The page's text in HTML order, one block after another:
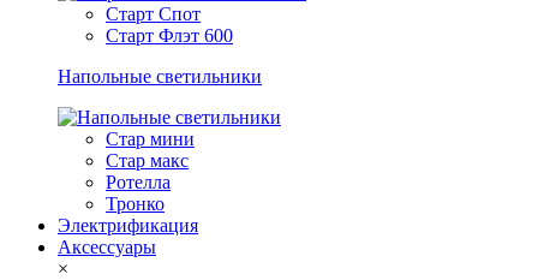
Старт Спот
Старт Флэт 600
Напольные светильники
Стар мини
Стар макс
Ротелла
Тронко
Электрификация
Аксессуары
×